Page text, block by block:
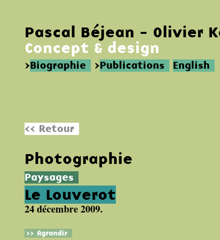
Pascal Béjean - Olivier
Concept & design
>Biographie >Publications English
<< Retour
Photographie
Paysages
Le Louverot
24 décembre 2009.
>> Agrandir